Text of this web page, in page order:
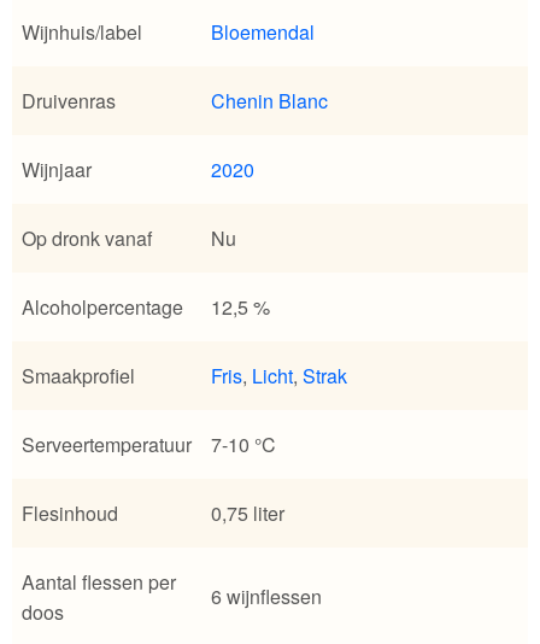
Wijnhuis/label Bloemendal
Druivenras Chenin Blanc
Wijnjaar 2020
Op dronk vanaf Nu
Alcoholpercentage 12,5 %
Smaakprofiel Fris, Licht, Strak
Serveertemperatuur 7-10 °C
Flesinhoud 0,75 liter
Aantal flessen per
doos
6 wijnflessen